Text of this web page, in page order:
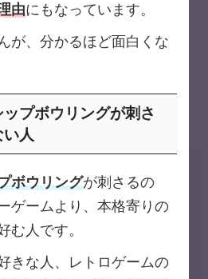
由にもなっています。
が、分かるほど面白くな
プボウリングが刺さ
い人
ボウリングが刺さるの
ゲームより、本格寄りの
む人です。
きな人、レトロゲームの